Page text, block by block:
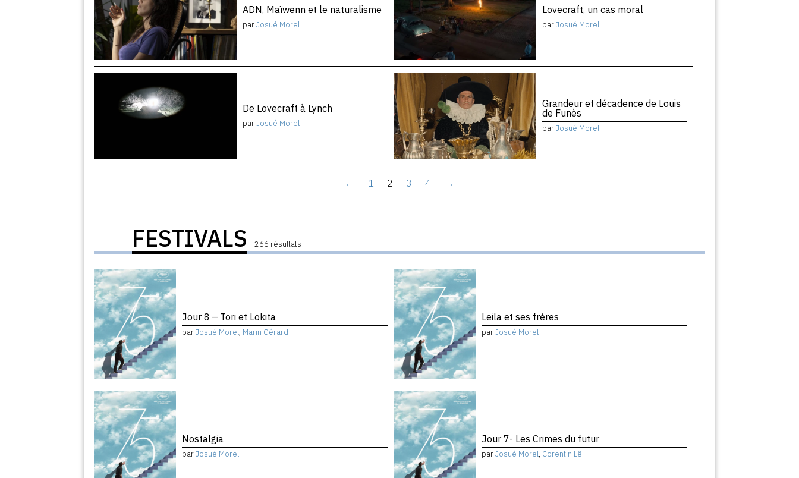
ADN, Maïwenn et le naturalisme
parJosué Morel
Lovecraft, un cas moral
parJosué Morel
De Lovecraft à Lynch
parJosué Morel
Grandeur et décadence de Louis
de Funès
parJosué Morel
← 1 2 3 4 →
FESTIVALS 266 résultats
Jour 8 — Tori et Lokita
parJosué Morel, Marin Gérard
Leila et ses frères
parJosué Morel
Nostalgia
parJosué Morel
Jour 7- Les Crimes du futur
parJosué Morel, Corentin Lê